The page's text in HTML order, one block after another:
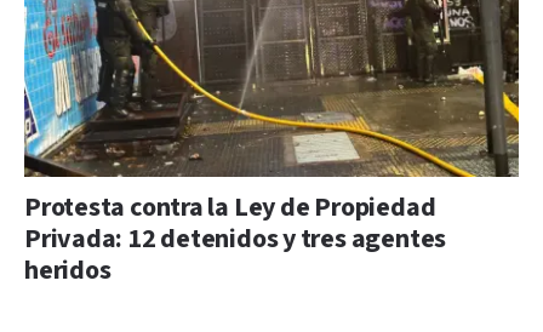
Protesta contra la Ley de Propiedad
Privada: 12 detenidos y tres agentes
heridos